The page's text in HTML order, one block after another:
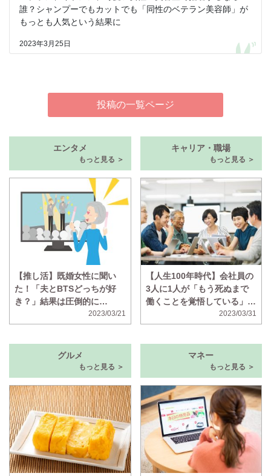
誰？シャンプーでもカットでも「同性のベテラン美容師」が
もっとも人気という結果に
2023年3月25日
投稿の一覧ページ
エンタメ
もっと見る ＞
【推し活】既婚女性に聞い
た！「夫とBTSどっちが好
き？」結果は圧倒的に…
2023/03/21
キャリア・職場
もっと見る ＞
【人生100年時代】会社員の
3人に1人が「もう死ぬまで
働くことを覚悟している」と
回答 年金が不十分、ボケそ
う、の声
2023/03/31
グルメ
もっと見る ＞
マネー
もっと見る ＞